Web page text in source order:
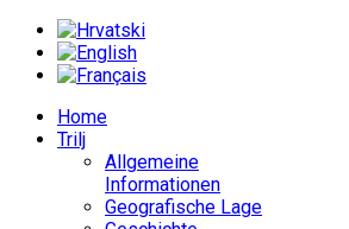
Home
Trilj
Allgemeine
Informationen
Geografische Lage